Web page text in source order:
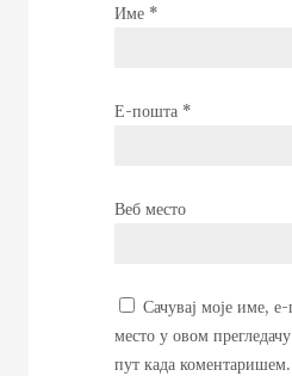
Име *
Е-пошта *
Веб место
Сачувај моје име,
место у овом
пут када коментаришем.